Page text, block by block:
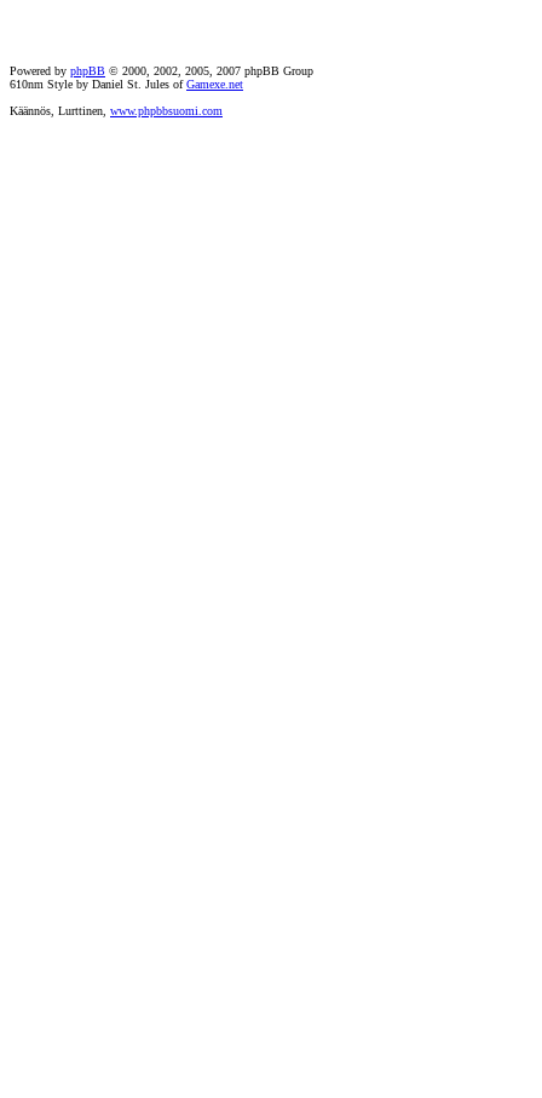
Powered by phpBB © 2000, 2002, 2005, 2007 phpBB Group
610nm Style by Daniel St. Jules ofGamexe.net
Käännös, Lurttinen, www.phpbbsuomi.com